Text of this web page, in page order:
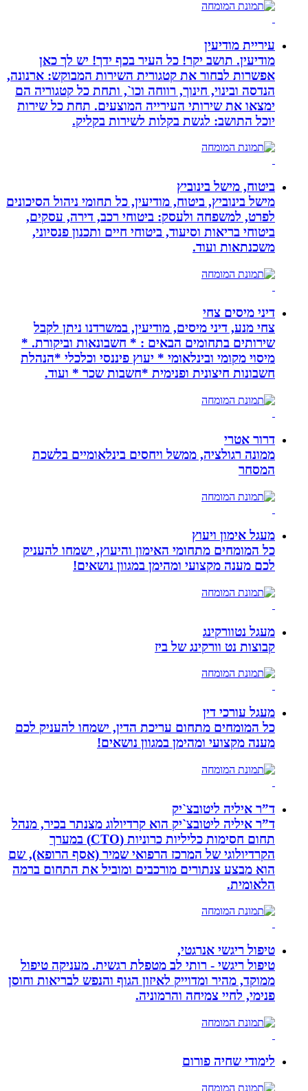
עיריית מודיעין
מודיעין. תושב יקר! כל העיר בכף ידך! יש לך כאן
אפשרות לבחור את קטגורית השירות המבוקש: ארנונה,
הנדסה ובינוי, חינוך, רווחה וכו`, ותחת כל קטגוריה הם
ימצאו את שירותי העירייה המוצעים. תחת כל שירות
יוכל התושב: לגשת בקלות לשירות בקליק.
ביטוח, מישל בינוביץ
מישל בינוביץ, ביטוח, מודיעין, כל תחומי ניהול הסיכונים
לפרט, למשפחה ולעסק: ביטוחי רכב, דירה, עסקים,
ביטוחי בריאות וסיעוד, ביטוחי חיים ותכנון פנסיוני,
משכנתאות ועוד.
דיני מיסים צחי
צחי מנע, דיני מיסים, מודיעין, במשרדנו ניתן לקבל
שירותים בתחומים הבאים : * חשבונאות וביקורת. *
מיסוי מקומי ובינלאומי * יעוץ פיננסי וכלכלי *הנהלת
חשבונות חיצונית ופנימית *חשבות שכר * ועוד.
דרור אטרי
ממונה רגולציה, ממשל ויחסים בינלאומיים בלשכת
המסחר
מעגל אימון ויעוץ
כל המומחים מתחומי האימון והיעוץ, ישמחו להעניק
לכם מענה מקצועי ומהימן במגוון נושאים!
מעגל נטוורקינג
קבוצות נט וורקינג של ביז
מעגל עורכי דין
כל המומחים מתחום עריכת הדין, ישמחו להעניק לכם
מענה מקצועי ומהימן במגוון נושאים!
ד”ר איליה ליטובצ`יק
ד”ר איליה ליטובצ`יק הוא קרדיולוג מצנתר בכיר, מנהל
תחום חסימות כליליות כרוניות (CTO) במערך
הקרדיולוגי של המרכז הרפואי שמיר (אסף הרופא), שם
הוא מבצע צנתורים מורכבים ומוביל את התחום ברמה
הלאומית.
טיפול ריגשי אנרגטי,
טיפול ריגשי - רותי לב מטפלת רגשית. מעניקה טיפול
ממוקד, מהיר ומדוייק לאיזון הגוף והנפש לבריאות וחוסן
פנימי, לחיי צמיחה והרמוניה.
לימודי שחיה פורום